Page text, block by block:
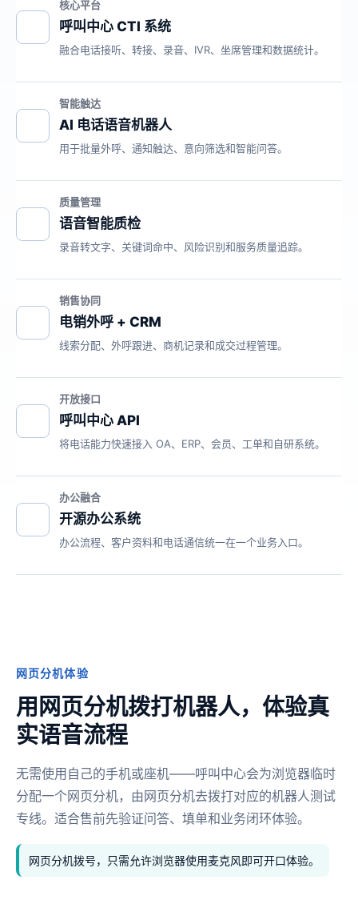
核心平台
呼叫中心 CTI 系统
融合电话接听、转接、录音、IVR、坐席管理和数据统计。
智能触达
AI 电话语音机器人
用于批量外呼、通知触达、意向筛选和智能问答。
质量管理
语音智能质检
录音转文字、关键词命中、风险识别和服务质量追踪。
销售协同
电销外呼 + CRM
线索分配、外呼跟进、商机记录和成交过程管理。
开放接口
呼叫中心 API
将电话能力快速接入 OA、ERP、会员、工单和自研系统。
办公融合
开源办公系统
办公流程、客户资料和电话通信统一在一个业务入口。
网页分机体验
用网页分机拨打机器人，体验真
实语音流程
无需使用自己的手机或座机——呼叫中心会为浏览器临时
分配一个网页分机，由网页分机去拨打对应的机器人测试
专线。适合售前先验证问答、填单和业务闭环体验。
网页分机拨号，只需允许浏览器使用麦克风即可开口体验。